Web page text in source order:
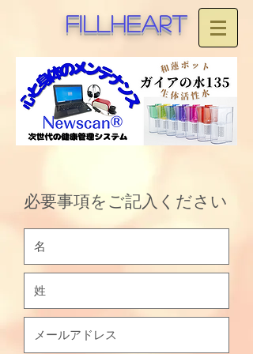
fillheart
必要事項をご記入ください